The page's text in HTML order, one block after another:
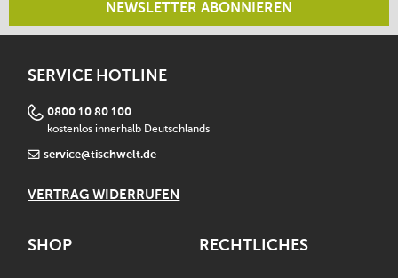
NEWSLETTER ABONNIEREN
SERVICE HOTLINE
0800 10 80 100
kostenlos innerhalb Deutschlands
service@tischwelt.de
VERTRAG WIDERRUFEN
SHOP RECHTLICHES